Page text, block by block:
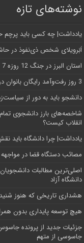
نوشته‌های تازه
یادداشت| ‌چه کسی باید پرچم
اَبَر‌ویلای شخص ذی‌نفوذ در
استان البرز در جنگ 12 روزه 7 شهید دانشجو تقدیم انقلاب کرد
3 روز رفت‌وآمد رایگان بانوان در خطوط اتوبوسرانی شهری کرج
دانشجو باید به دور از
شاخصه‌های بارز دانشجوی
انقلاب کیست؟
یادداشت| چرا دانشگاه باید
مصائب دستگاه قضا در
اصلی‌ترین مطالبات
دانشگاه آز‌اد
هشداری تاریخی که هنوز
هیچ توسعه پایداری بدون
جزئیات جدید از پرونده
جاسوسی از متهم